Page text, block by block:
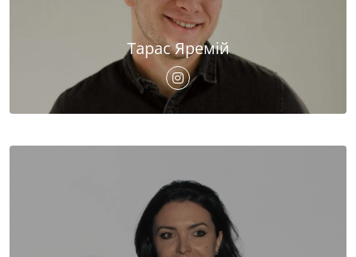
Тарас Яремій